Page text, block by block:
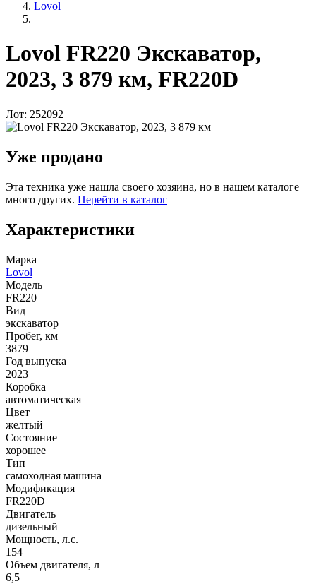
Lovol
Lovol FR220 Экскаватор,
2023, 3 879 км, FR220D
Лот: 252092
Уже продано
Эта техника уже нашла своего хозяина, но в нашем каталоге
много других. Перейти в каталог
Характеристики
Марка
Lovol
Модель
FR220
Вид
экскаватор
Пробег, км
3879
Год выпуска
2023
Коробка
автоматическая
Цвет
желтый
Состояние
хорошее
Тип
самоходная машина
Модификация
FR220D
Двигатель
дизельный
Мощность, л.с.
154
Объем двигателя, л
6,5